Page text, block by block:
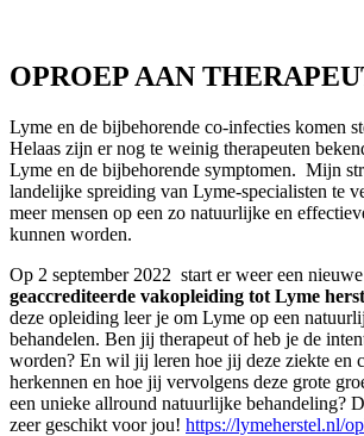
OPROEP AAN
Lyme en de bijbehorende co-infecties komen
Helaas zijn er nog te weinig therapeuten
Lyme en de bijbehorende symptomen. Mijn
landelijke spreiding van Lyme-specialisten te
meer mensen op een zo natuurlijke en
kunnen worden.
Op 2 september 2022 start er weer een nieuwe
geaccrediteerde vakopleiding tot Lyme
deze opleiding leer je om Lyme op een
behandelen. Ben jij therapeut of heb je de
worden? En wil jij leren hoe jij deze ziekte en
herkennen en hoe jij vervolgens deze grote
een unieke allround natuurlijke behandeling?
zeer geschikt voor jou! https://lymeherstel.nl/